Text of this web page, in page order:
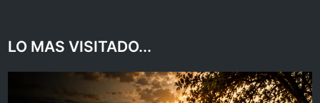
LO MAS VISITADO...